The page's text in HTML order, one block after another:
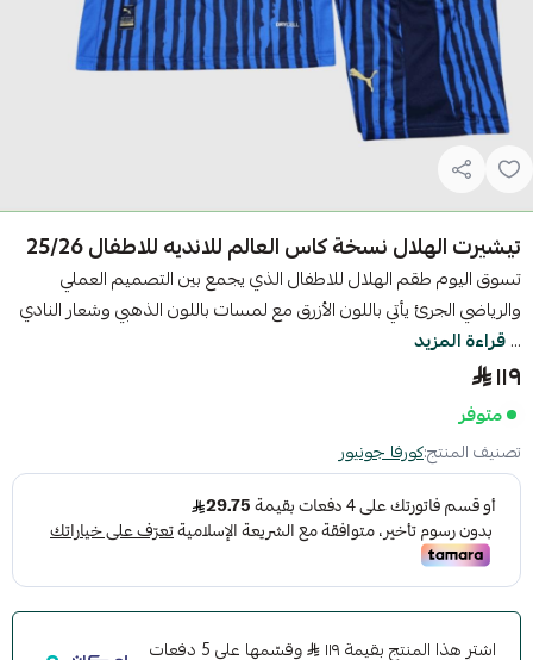
تيشيرت الهلال نسخة كاس العالم للانديه للاطفال 25/26
تسوق اليوم طقم الهلال للاطفال الذي يجمع بين التصميم العملي
والرياضي الجرئ يأتي باللون الأزرق مع لمسات باللون الذهبي وشعار النادي
...قراءة المزيد
١١٩
متوفر
تصنيف المنتج:كورفا جونيور
اشترِ هذا المنتج بقيمة ١١٩
وقسّمها على 5 دفعات